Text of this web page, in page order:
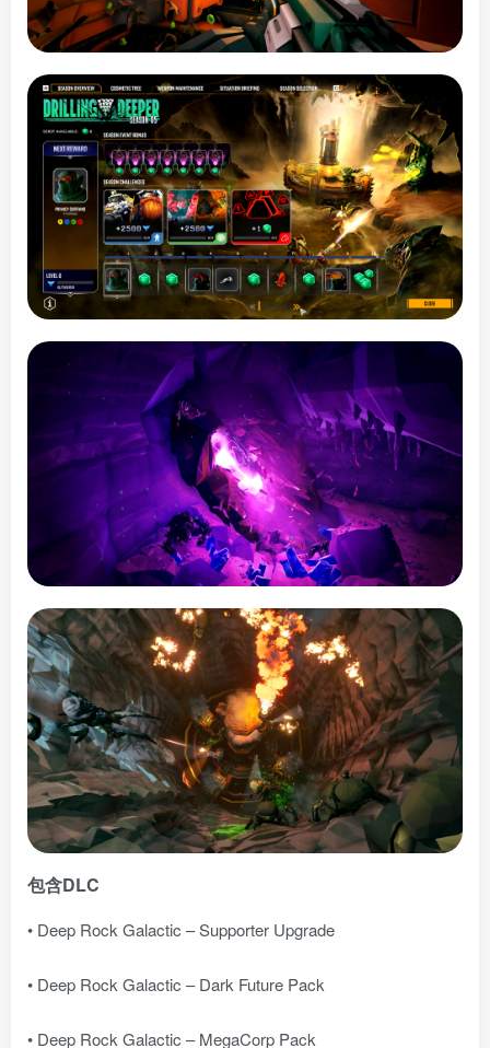
包含DLC
• Deep Rock Galactic – Supporter Upgrade
• Deep Rock Galactic – Dark Future Pack
• Deep Rock Galactic – MegaCorp Pack